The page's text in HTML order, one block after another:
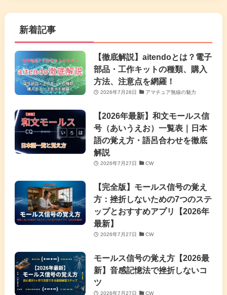
新着記事
【徹底解説】aitendoとは？電子
部品・工作キットの種類、購入
方法、注意点を網羅！
2026年7月28日 アマチュア無線の魅力
【2026年最新】和文モールス信
号（あいうえお）一覧表｜日本
語の覚え方・語呂合わせを徹底
解説
2026年7月27日 CW
【完全版】モールス信号の覚え
方：挫折しないための7つのステ
ップとおすすめアプリ【2026年
最新】
2026年7月27日 CW
モールス信号の覚え方【2026最
新】音感記憶法で挫折しないコ
ツ
2026年7月27日 CW